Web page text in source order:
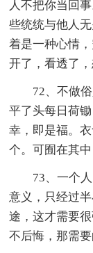
人不把你当回
些统统与他人
着是一种心情
开了，看透了，
72、不做俗
平了头每日荷
幸，即是福。
个。可囿在其中
73、一个人
意义，只经过
途，这才需要
不后悔，那需要